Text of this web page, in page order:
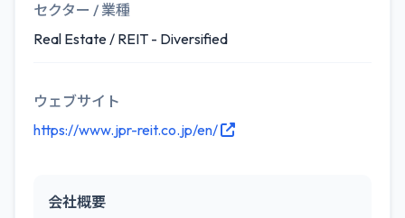
セクター / 業種
Real Estate / REIT - Diversified
ウェブサイト
https://www.jpr-reit.co.jp/en/
会社概要